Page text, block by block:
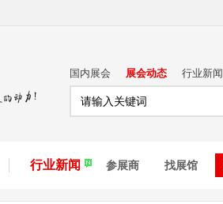
国内展会 展会动态 行业新闻
行业新闻 参展商 找展馆